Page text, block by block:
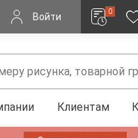
Войти 0
Клиентам